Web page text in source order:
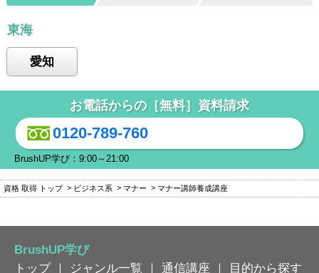
東海
愛知
お電話からの［無料］資料請求
0120-789-760
BrushUP学び：9:00～21:00
資格 取得 トップ ビジネス系 マナー マナー講師養成講座
BrushUP学び
トップ｜ ジャンル一覧 ｜ 通信講座 ｜ 目的から探す